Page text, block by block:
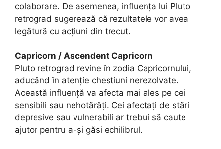
colaborare. De asemenea, influența lui Pluto
retrograd sugerează că rezultatele vor avea
legătură cu acțiuni din trecut.
Capricorn / Ascendent Capricorn
Pluto retrograd revine în zodia Capricornului,
aducând în atenție chestiuni nerezolvate.
Această influență va afecta mai ales pe cei
sensibili sau nehotărâți. Cei afectați de stări
depresive sau vulnerabili ar trebui să caute
ajutor pentru a-și găsi echilibrul.